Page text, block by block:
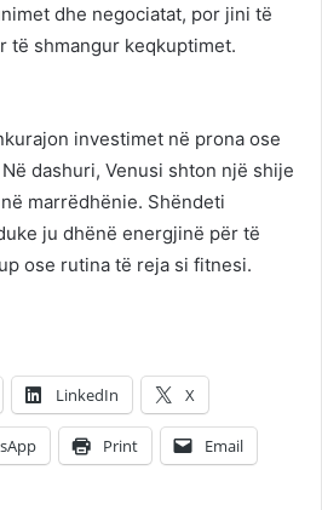
dhe negociatat, por jini të
të shmangur keqkuptimet.
investimet në prona ose
dashuri, Venusi shton një shije
marrëdhënie. Shëndeti
ju dhënë energjinë për të
ose rutina të reja si fitnesi.
LinkedIn X
Print Email